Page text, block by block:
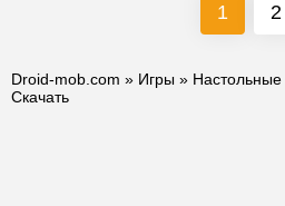
1 2
Droid-mob.com » Игры » Настольные
Скачать